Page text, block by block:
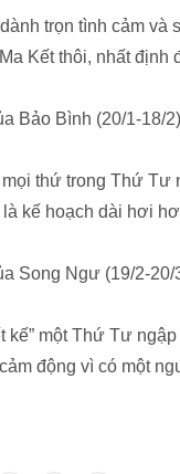
trọn tình cảm và
Kết thôi, nhất định
Bảo Bình (20/1-18/2)
thứ trong Thứ
kế hoạch dài hơi
Song Ngư (19/2-20/
kế” một Thứ Tư
động vì có một